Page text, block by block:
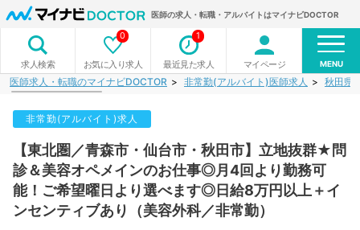
医師の求人・転職・アルバイトはマイナビDOCTOR
求人検索 お気に入り求人
0
最近見た求人
1
マイページ MENU
医師求人・転職のマイナビDOCTOR 非常勤(アルバイト)医師求人 秋田県
非常勤(アルバイト)求人
【東北圏／青森市・仙台市・秋田市】立地抜群★問
診＆美容オペメインのお仕事◎月4回より勤務可
能！ご希望曜日より選べます◎日給8万円以上＋イ
ンセンティブあり（美容外科／非常勤）